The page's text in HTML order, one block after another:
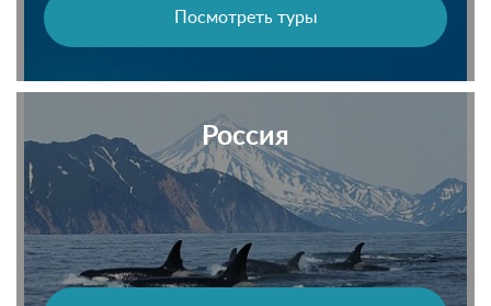
Посмотреть туры
Россия